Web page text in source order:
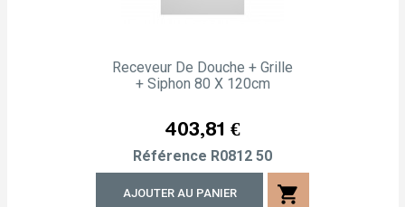
Receveur De Douche + Grille
+ Siphon 80 X 120cm
Prix
403,81 €
Référence R0812 50
AJOUTER AU PANIER shopping_cart